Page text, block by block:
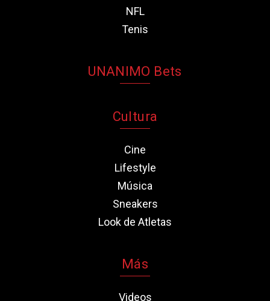
NFL
Tenis
UNANIMO Bets
Cultura
Cine
Lifestyle
Música
Sneakers
Look de Atletas
Más
Videos